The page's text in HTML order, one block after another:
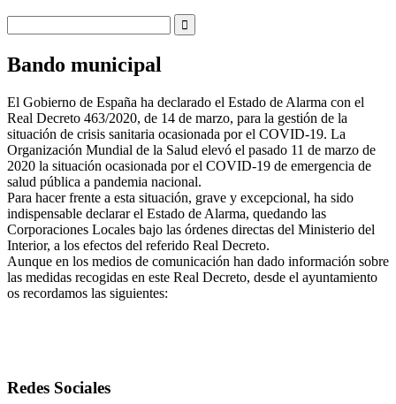
Bando municipal
El Gobierno de España ha declarado el Estado de Alarma con el
Real Decreto 463/2020, de 14 de marzo, para la gestión de la
situación de crisis sanitaria ocasionada por el COVID-19. La
Organización Mundial de la Salud elevó el pasado 11 de marzo de
2020 la situación ocasionada por el COVID-19 de emergencia de
salud pública a pandemia nacional.
Para hacer frente a esta situación, grave y excepcional, ha sido
indispensable declarar el Estado de Alarma, quedando las
Corporaciones Locales bajo las órdenes directas del Ministerio del
Interior, a los efectos del referido Real Decreto.
Aunque en los medios de comunicación han dado información sobre
las medidas recogidas en este Real Decreto, desde el ayuntamiento
os recordamos las siguientes:
Redes Sociales